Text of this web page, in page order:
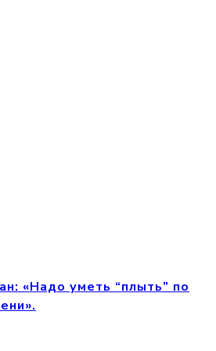
«Надо уметь “плыть” по